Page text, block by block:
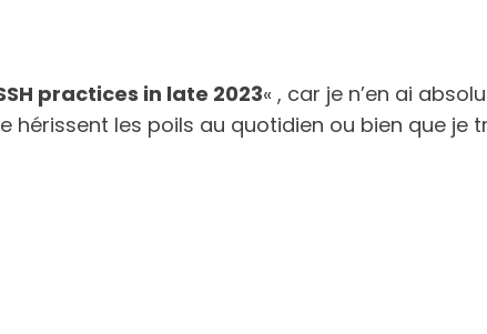
practices in late 2023« , car je n’en ai
hérissent les poils au quotidien ou bien que